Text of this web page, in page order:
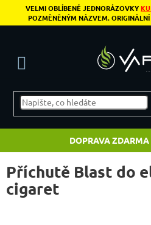
Přejít na obsah
VELMI OBLÍBENÉ JEDNORÁZOVKY
POZMĚNĚNÝM NÁZVEM.
DOPRAVA
Příchutě Blast do
cigaret